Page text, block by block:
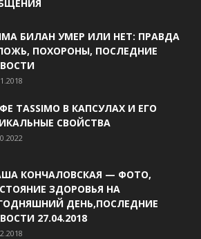
БИЛАН УМЕР ИЛИ НЕТ: ПРАВДА
ПОХОРОНЫ, ПОСЛЕДНИЕ
TASSIMO В КАПСУЛАХ И ЕГО
СВОЙСТВА
КОНЧАЛОВСКАЯ — ФОТО,
ЗДОРОВЬЯ НА
ДЕНЬ,ПОСЛЕДНИЕ
27.04.2018